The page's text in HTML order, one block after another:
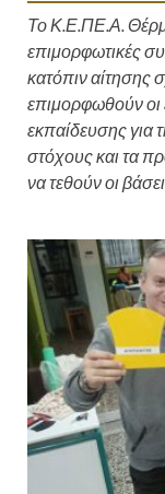
Το Κ.Ε.ΠΕ.Α.
επιμορφωτικές
κατόπιν αίτησης
επιμορφωθούν οι
εκπαίδευσης για
στόχους και τα
να τεθούν οι